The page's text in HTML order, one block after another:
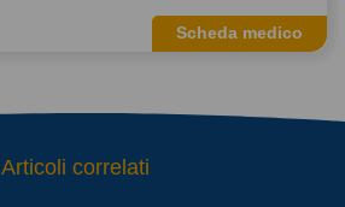
Scheda medico
Articoli correlati